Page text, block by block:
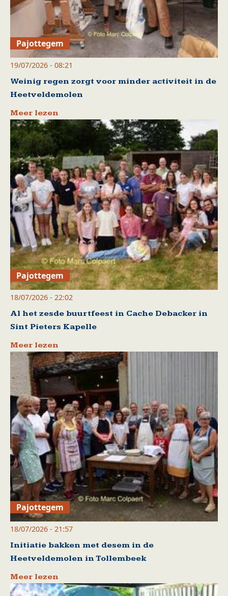
Pajottegem
19/07/2026 - 08:21
Weinig regen zorgt voor minder activiteit in de
Heetveldemolen
Meer lezen
Pajottegem
18/07/2026 - 22:02
Al het zesde buurtfeest in Cache Debacker in
Sint Pieters Kapelle
Meer lezen
Pajottegem
18/07/2026 - 21:57
Initiatie bakken met desem in de
Heetveldemolen in Tollembeek
Meer lezen